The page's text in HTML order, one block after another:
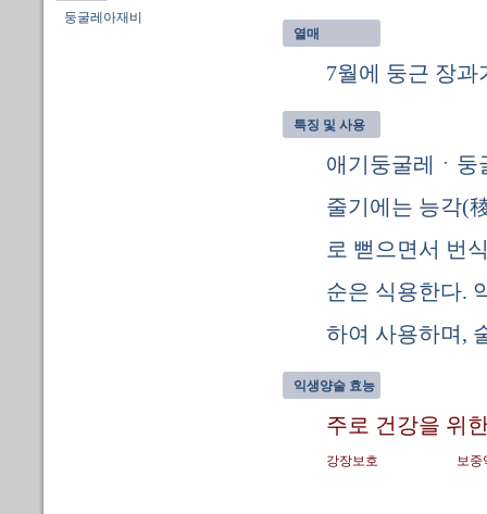
둥굴레아재비
열매
7월에 둥근 장
특징 및 사용
애기둥굴레ㆍ둥
줄기에는 능각(
로 뻗으면서 번
순은 식용한다.
하여 사용하며,
익생양술 효능
주로 건강을 위
강장보호 보중